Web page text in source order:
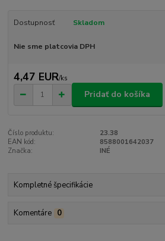
Dostupnosť Skladom
Nie sme platcovia DPH
4,47 EUR/ks
Pridať do košíka
Číslo produktu:
23.38
EAN kód:
8588001642037
Značka:
INÉ
Kompletné špecifikácie
Komentáre 0